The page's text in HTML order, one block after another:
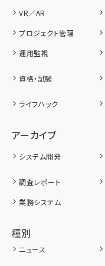
VR／AR
プロジェクト管理
運用監視
資格・試験
ライフハック
アーカイブ
システム開発
調査レポート
業務システム
種別
ニュース